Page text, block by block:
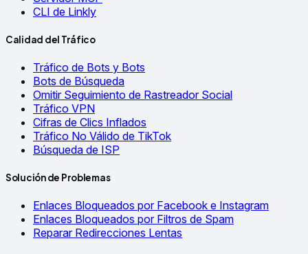
CLI de Linkly
Calidad del Tráfico
Tráfico de Bots y Bots
Bots de Búsqueda
Omitir Seguimiento de Rastreador Social
Tráfico VPN
Cifras de Clics Inflados
Tráfico No Válido de TikTok
Búsqueda de ISP
Solución de Problemas
Enlaces Bloqueados por Facebook e Instagram
Enlaces Bloqueados por Filtros de Spam
Reparar Redirecciones Lentas